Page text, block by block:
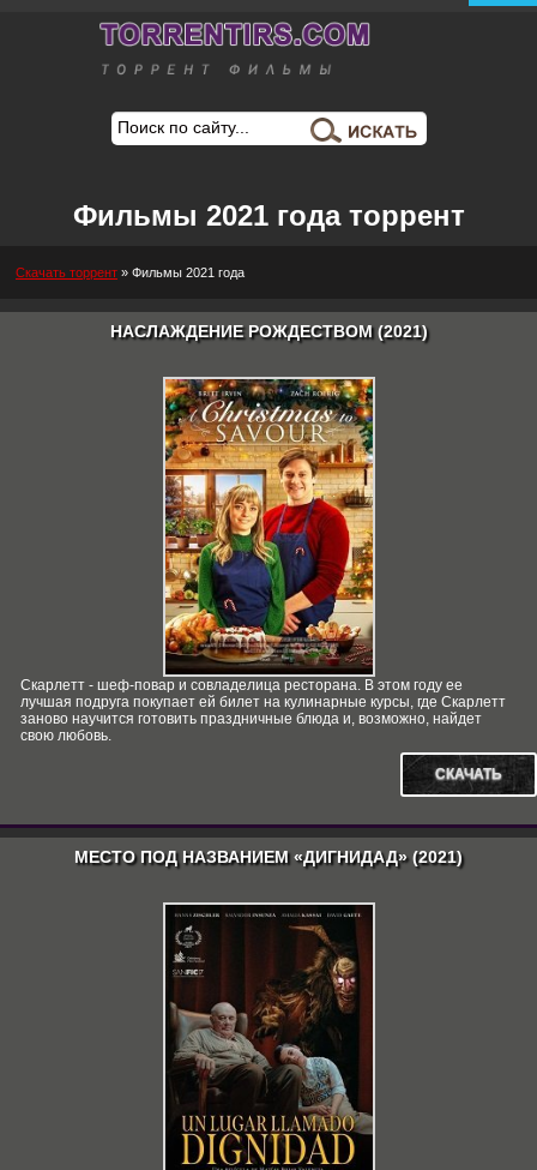
Фильмы 2021 года торрент
Скачать торрент » Фильмы 2021 года
НАСЛАЖДЕНИЕ РОЖДЕСТВОМ (2021)
Скарлетт - шеф-повар и совладелица ресторана. В этом году ее
лучшая подруга покупает ей билет на кулинарные курсы, где Скарлетт
заново научится готовить праздничные блюда и, возможно, найдет
свою любовь.
СКАЧАТЬ
МЕСТО ПОД НАЗВАНИЕМ «ДИГНИДАД» (2021)